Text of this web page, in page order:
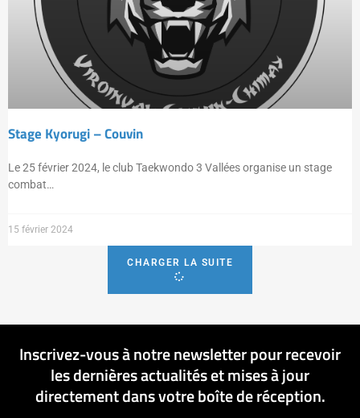
Stage Kyorugi – Couvin
Le 25 février 2024, le club Taekwondo 3 Vallées organise un stage
combat…
15 février 2024
CHARGER LA SUITE
Inscrivez-vous à notre newsletter pour recevoir
les dernières actualités et mises à jour
directement dans votre boîte de réception.